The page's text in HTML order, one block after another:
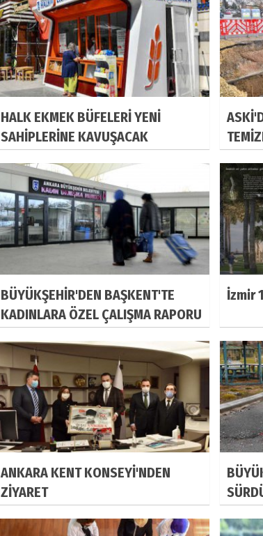
HALK EKMEK BÜFELERİ YENİ
SAHİPLERİNE KAVUŞACAK
BÜYÜKŞEHİR'DEN BAŞKENT'TE
KADINLARA ÖZEL ÇALIŞMA RAPORU
İzmir
ANKARA KENT KONSEYİ'NDEN
ZİYARET